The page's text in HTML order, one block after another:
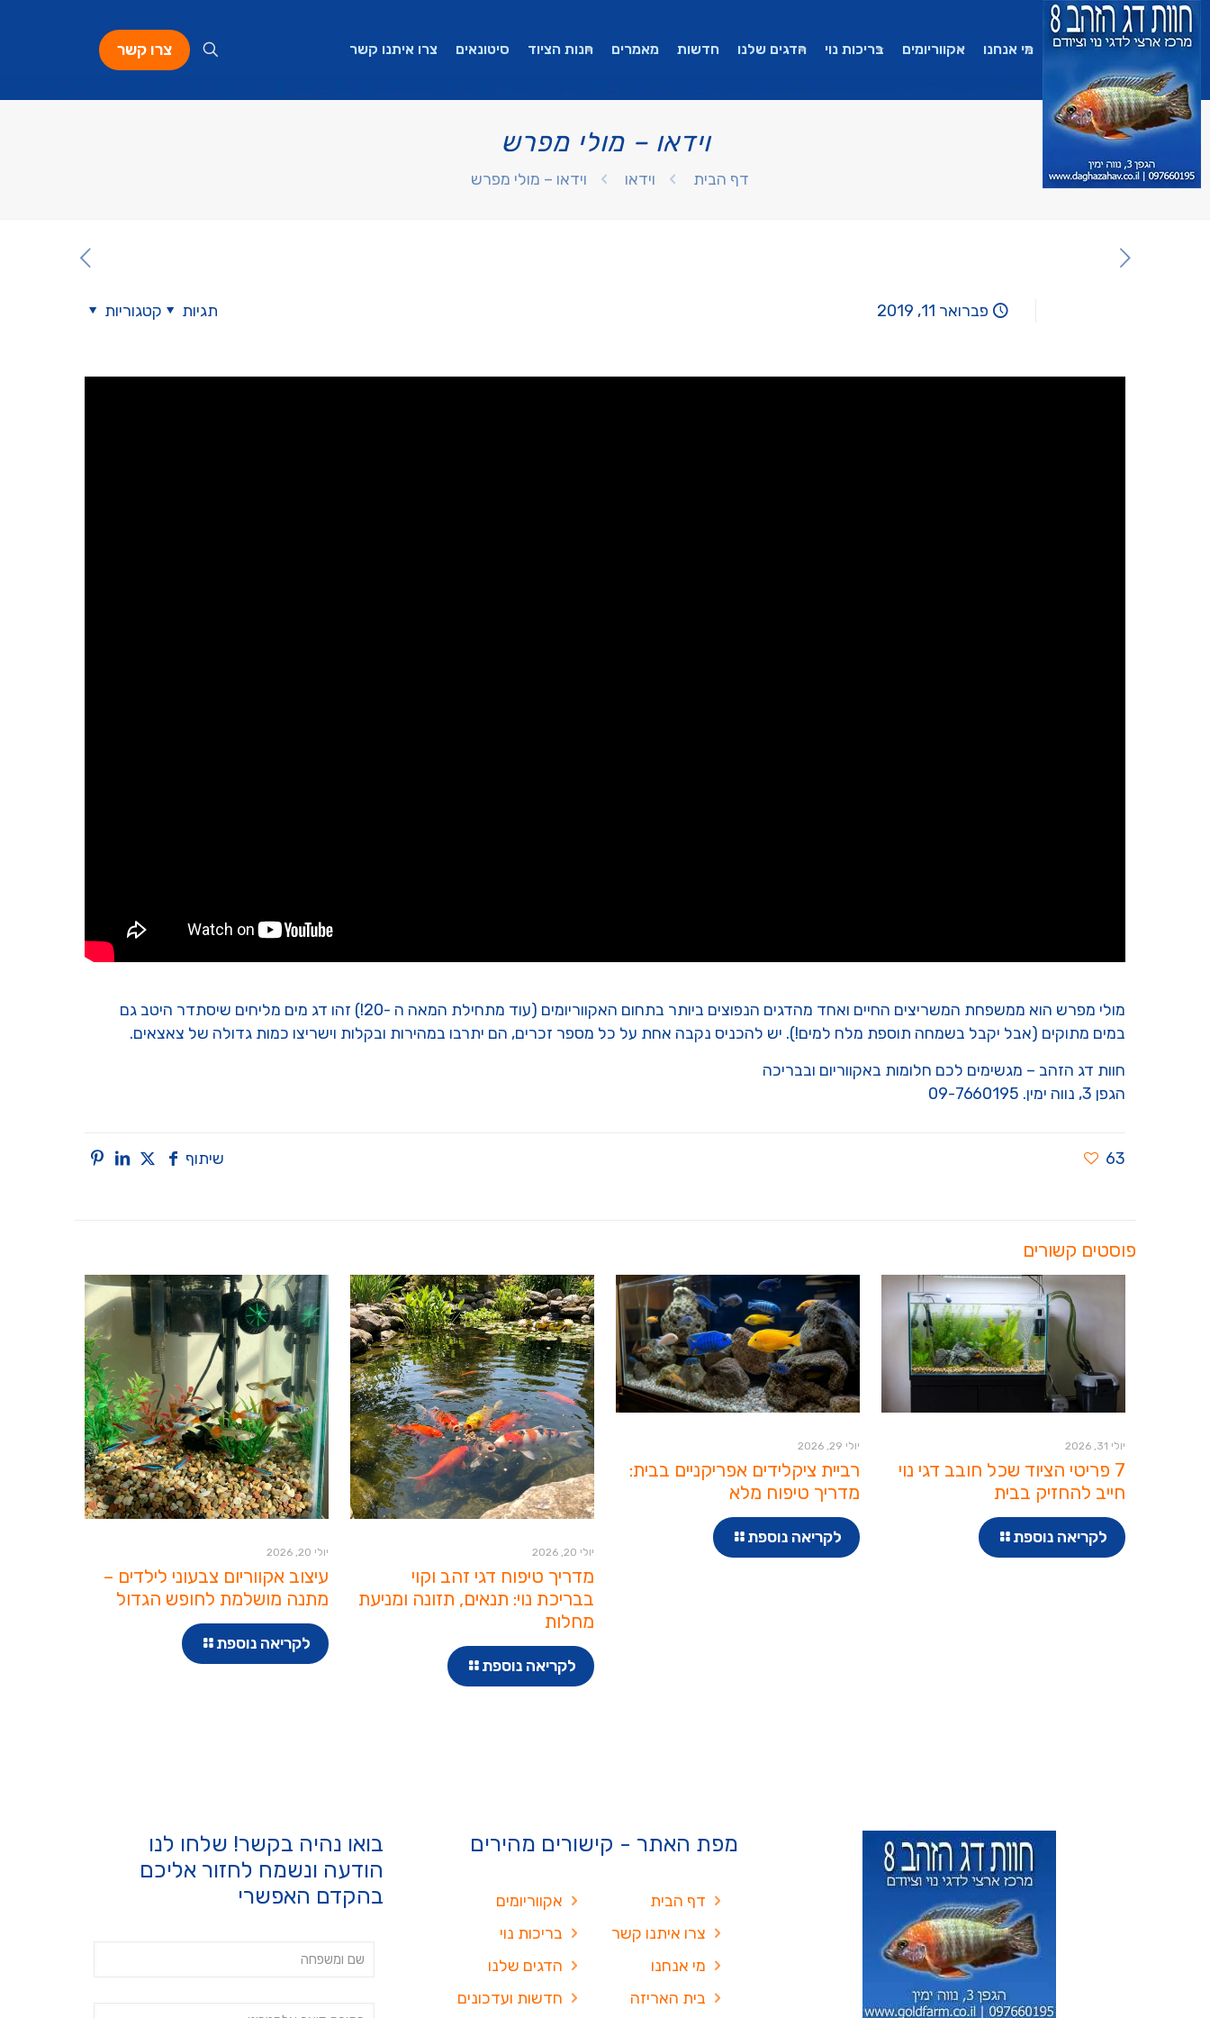
מי אנחנו אקווריומים בריכות נוי הדגים שלנו חדשות מאמרים חנות הציוד סיטונאים צרו איתנו קשר צרו קשר
וידאו – מולי מפרש
דף הבית וידאו וידאו – מולי מפרש
פברואר 11, 2019 קטגוריות תגיות
מולי מפרש הוא ממשפחת המשריצים החיים ואחד מהדגים הנפוצים ביותר בתחום האקווריומים (עוד מתחילת המאה ה -20!) זהו דג מים מליחים שיסתדר היטב גם
במים מתוקים (אבל יקבל בשמחה תוספת מלח למים!). יש להכניס נקבה אחת על כל מספר זכרים, הם יתרבו במהירות ובקלות וישריצו כמות גדולה של צאצאים.
חוות דג הזהב – מגשימים לכם חלומות באקווריום ובבריכה
הגפן 3, נווה ימין. 09-7660195
שיתוף 63
פוסטים קשורים
יולי 31, 2026
7 פריטי הציוד שכל חובב דגי נוי
חייב להחזיק בבית
לקריאה נוספת
יולי 29, 2026
רביית ציקלידים אפריקניים בבית:
מדריך טיפוח מלא
לקריאה נוספת
יולי 20, 2026
מדריך טיפוח דגי זהב וקוי
בבריכת נוי: תנאים, תזונה ומניעת
מחלות
לקריאה נוספת
יולי 20, 2026
עיצוב אקווריום צבעוני לילדים –
מתנה מושלמת לחופש הגדול
לקריאה נוספת
מפת האתר - קישורים מהירים
אקווריומים
בריכות נוי
הדגים שלנו
חדשות ועדכונים
דף הבית
צרו איתנו קשר
מי אנחנו
בית האריזה
בואו נהיה בקשר! שלחו לנו
הודעה ונשמח לחזור אליכם
בהקדם האפשרי